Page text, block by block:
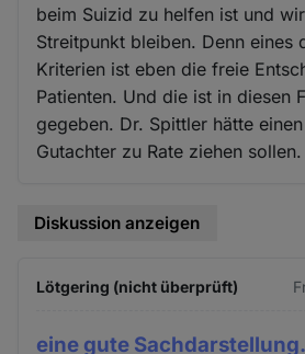
beim Suizid zu helfen ist und
Streitpunkt bleiben. Denn eines
Kriterien ist eben die freie
Patienten. Und die ist in diesen
gegeben. Dr. Spittler hätte
Gutachter zu Rate ziehen sollen.
Diskussion anzeigen
Lötgering (nicht überprüft)
eine gute Sachdarstellung.